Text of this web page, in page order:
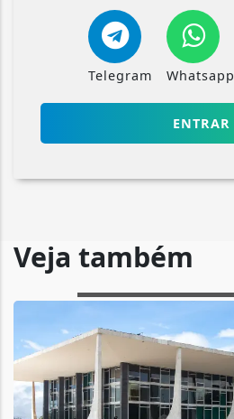
Telegram Whatsapp
ENTRAR
Veja também